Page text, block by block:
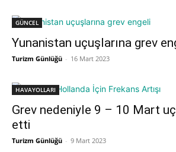
GÜNCEL
Yunanistan uçuşlarına grev
Turizm Günlüğü - 16 Mart 2023
HAVAYOLLARI
Grev nedeniyle 9 – 10 Mart
etti
Turizm Günlüğü - 9 Mart 2023